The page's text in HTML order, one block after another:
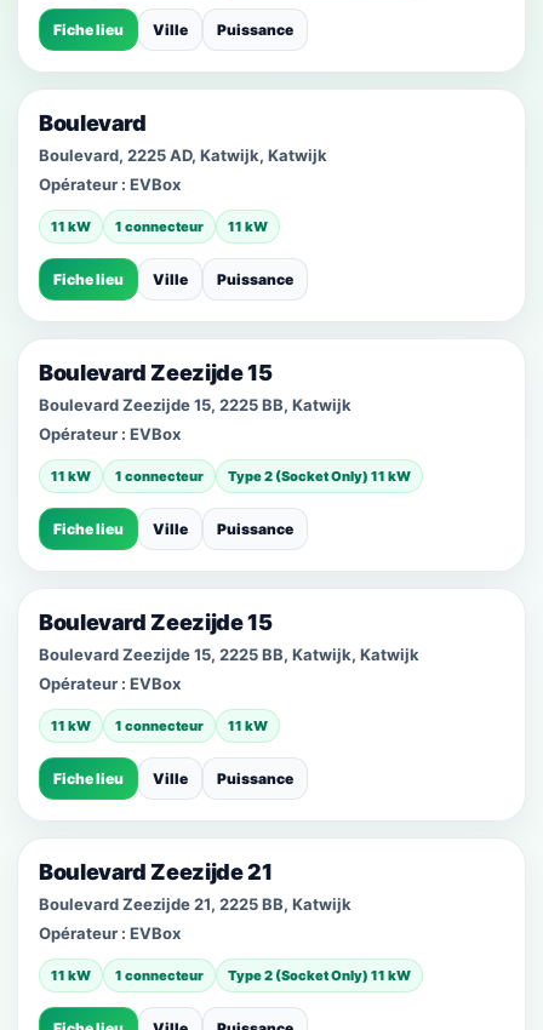
Fiche lieu Ville Puissance
Boulevard
Boulevard, 2225 AD, Katwijk, Katwijk
Opérateur : EVBox
11 kW 1 connecteur 11 kW
Fiche lieu Ville Puissance
Boulevard Zeezijde 15
Boulevard Zeezijde 15, 2225 BB, Katwijk
Opérateur : EVBox
11 kW 1 connecteur Type 2 (Socket Only) 11 kW
Fiche lieu Ville Puissance
Boulevard Zeezijde 15
Boulevard Zeezijde 15, 2225 BB, Katwijk, Katwijk
Opérateur : EVBox
11 kW 1 connecteur 11 kW
Fiche lieu Ville Puissance
Boulevard Zeezijde 21
Boulevard Zeezijde 21, 2225 BB, Katwijk
Opérateur : EVBox
11 kW 1 connecteur Type 2 (Socket Only) 11 kW